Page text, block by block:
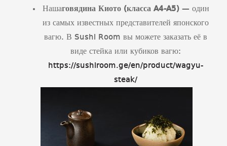
Нашаговядина Киото (класса A4-A5)— один
из самых известных представителей японского
вагю. В Sushi Room вы можете заказать её в
виде стейка или кубиков вагю:
https://sushiroom.ge/en/product/wagyu-
steak/